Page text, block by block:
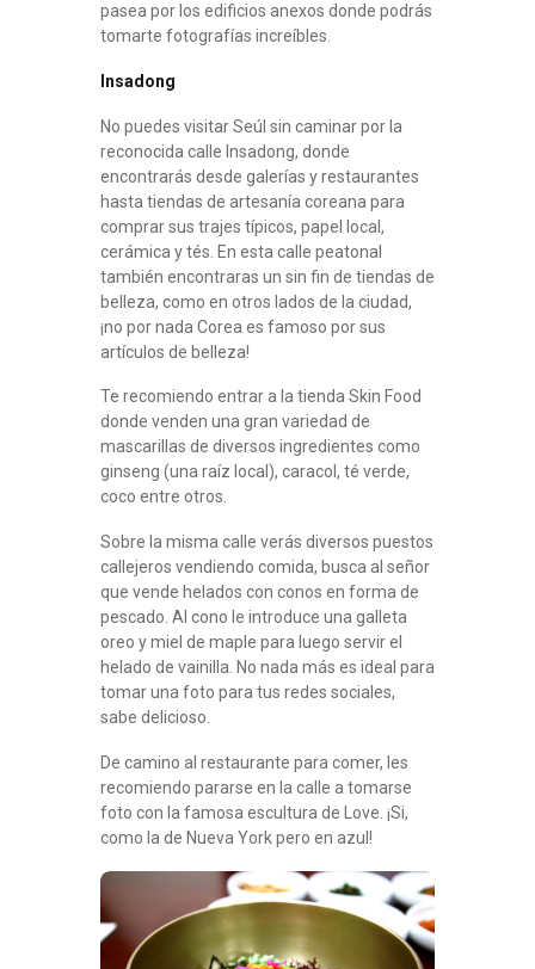
pasea por los edificios anexos donde podrás
tomarte fotografías increíbles.
Insadong
No puedes visitar Seúl sin caminar por la
reconocida calle Insadong, donde
encontrarás desde galerías y restaurantes
hasta tiendas de artesanía coreana para
comprar sus trajes típicos, papel local,
cerámica y tés. En esta calle peatonal
también encontraras un sin fin de tiendas de
belleza, como en otros lados de la ciudad,
¡no por nada Corea es famoso por sus
artículos de belleza!
Te recomiendo entrar a la tienda Skin Food
donde venden una gran variedad de
mascarillas de diversos ingredientes como
ginseng (una raíz local), caracol, té verde,
coco entre otros.
Sobre la misma calle verás diversos puestos
callejeros vendiendo comida, busca al señor
que vende helados con conos en forma de
pescado. Al cono le introduce una galleta
oreo y miel de maple para luego servir el
helado de vainilla. No nada más es ideal para
tomar una foto para tus redes sociales,
sabe delicioso.
De camino al restaurante para comer, les
recomiendo pararse en la calle a tomarse
foto con la famosa escultura de Love. ¡Si,
como la de Nueva York pero en azul!